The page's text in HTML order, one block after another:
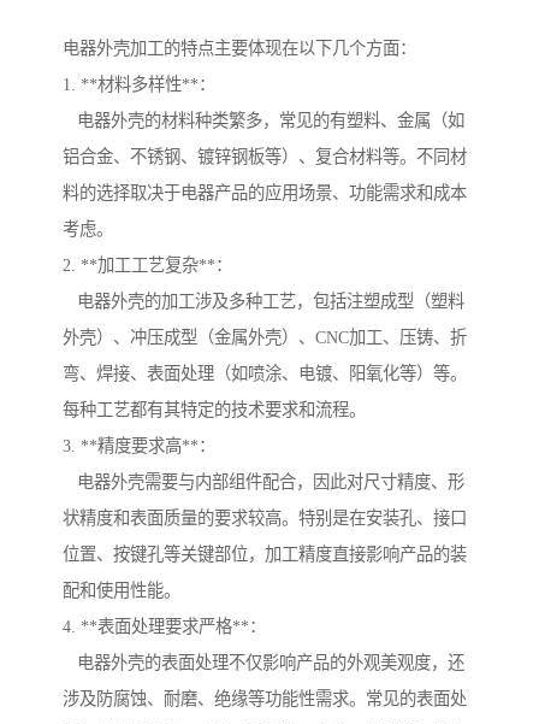
电器外壳加工的特点主要体现在以下几个方面：
1. **材料多样性**：
电器外壳的材料种类繁多，常见的有塑料、金属（如
铝合金、不锈钢、镀锌钢板等）、复合材料等。不同材
料的选择取决于电器产品的应用场景、功能需求和成本
考虑。
2. **加工工艺复杂**：
电器外壳的加工涉及多种工艺，包括注塑成型（塑料
外壳）、冲压成型（金属外壳）、CNC加工、压铸、折
弯、焊接、表面处理（如喷涂、电镀、阳氧化等）等。
每种工艺都有其特定的技术要求和流程。
3. **精度要求高**：
电器外壳需要与内部组件配合，因此对尺寸精度、形
状精度和表面质量的要求较高。特别是在安装孔、接口
位置、按键孔等关键部位，加工精度直接影响产品的装
配和使用性能。
4. **表面处理要求严格**：
电器外壳的表面处理不仅影响产品的外观美观度，还
涉及防腐蚀、耐磨、绝缘等功能性需求。常见的表面处